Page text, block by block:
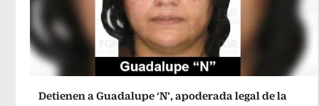
Detienen a Guadalupe ‘N’, apoderada legal de la